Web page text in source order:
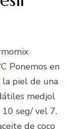
Ponemos en
piel de una
medjol
seg/ vel 7.
de coco